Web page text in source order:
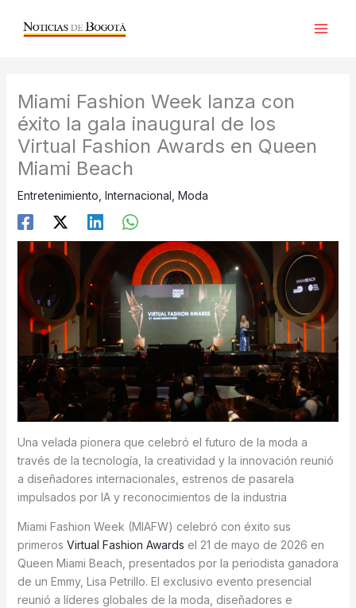
Miami Fashion Week lanza con
éxito la gala inaugural de los
Virtual Fashion Awards en Queen
Miami Beach
Entretenimiento Internacional Moda
Una velada pionera que celebró el futuro de la moda a
través de la tecnología, la creatividad y la innovación reunió
a diseñadores internacionales, estrenos de pasarela
impulsados por IA y reconocimientos de la industria
Miami Fashion Week (MIAFW) celebró con éxito sus
primeros Virtual Fashion Awards el 21 de mayo de 2026 en
Queen Miami Beach, presentados por la periodista ganadora
de un Emmy, Lisa Petrillo. El exclusivo evento presencial
reunió a líderes globales de la moda, diseñadores e